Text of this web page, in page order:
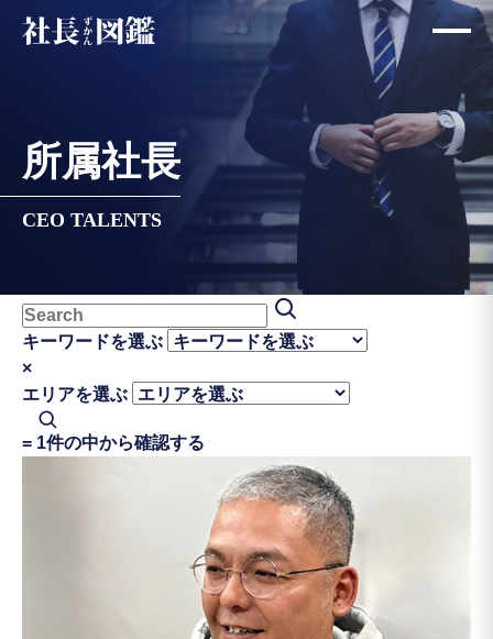
所属社長
CEO TALENTS
キーワードを選ぶ
×
エリアを選ぶ
= 1件の中から確認する